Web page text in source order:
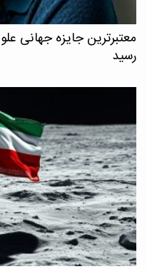
معتبرترین جایزه جهانی
رسید